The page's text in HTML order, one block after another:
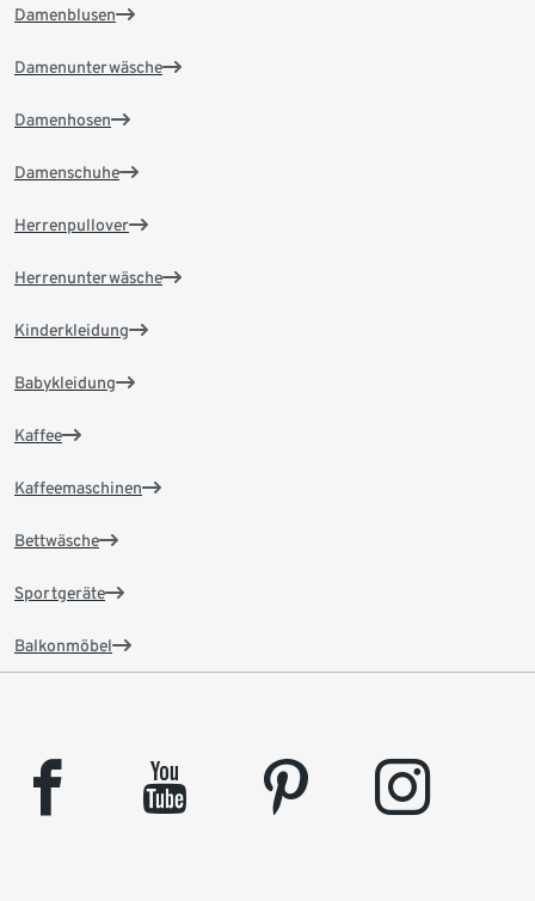
Damenblusen
Damenunterwäsche
Damenhosen
Damenschuhe
Herrenpullover
Herrenunterwäsche
Kinderkleidung
Babykleidung
Kaffee
Kaffeemaschinen
Bettwäsche
Sportgeräte
Balkonmöbel
facebook youtube pinterest instagram